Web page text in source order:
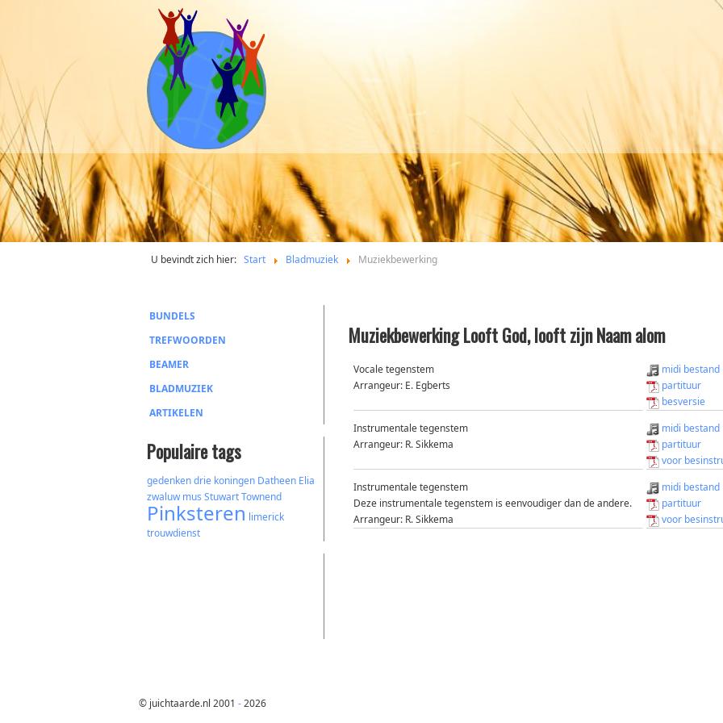
U bevindt zich hier: Start Bladmuziek Muziekbewerking
BUNDELS
TREFWOORDEN
BEAMER
BLADMUZIEK
ARTIKELEN
Populaire tags
gedenkendrie koningen Datheen Elia
zwaluw mus Stuwart Townend
Pinksteren limerick
trouwdienst
Muziekbewerking Looft God, looft zijn Naam alom
Vocale tegenstem
Arrangeur: E. Egberts
midi bestand
partituur
besversie
Instrumentale tegenstem
Arrangeur: R. Sikkema
midi bestand
partituur
voor
Instrumentale tegenstem
Deze instrumentale tegenstem is eenvoudiger dan de andere.
Arrangeur: R. Sikkema
midi bestand
partituur
voor
© juichtaarde.nl 2001 -2026